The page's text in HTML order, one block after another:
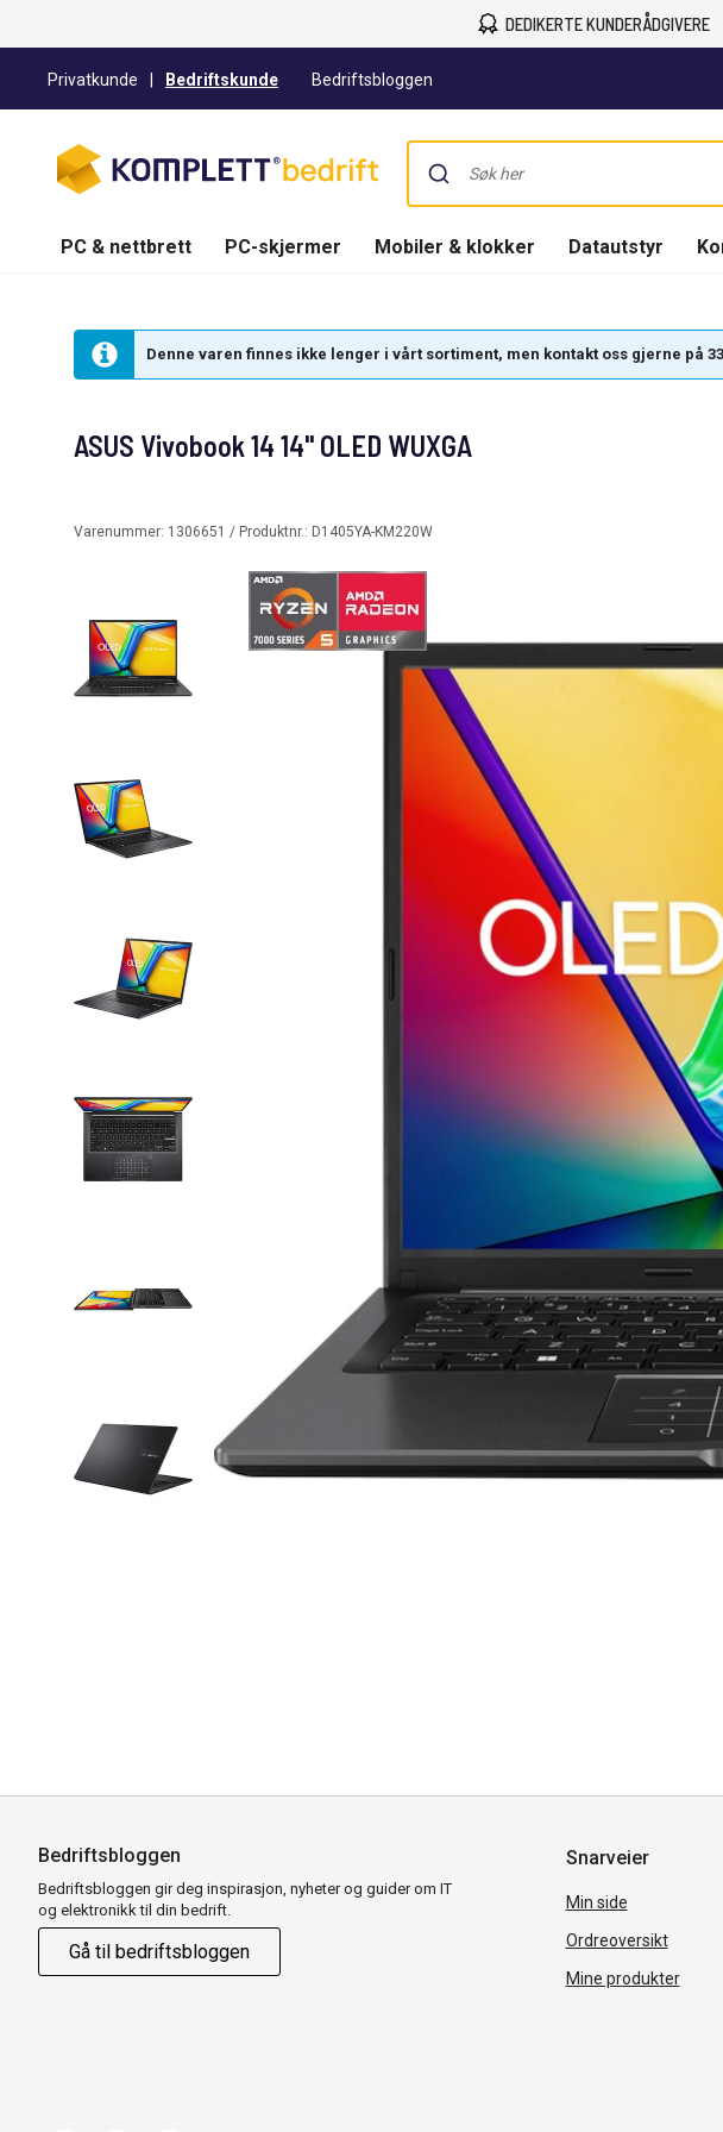
DEDIKERTE KUNDERÅDGIVERE
Privatkunde Bedriftskunde Bedriftsbloggen
PC & nettbrett PC-skjermer Mobiler & klokker Datautstyr
Denne varen finnes ikke lenger i vårt sortiment, men kontakt oss gjerne på
ASUS Vivobook 14 14" OLED WUXGA
Varenummer: 1306651 / Produktnr.: D1405YA-KM220W
Bedriftsbloggen
Bedriftsbloggen gir deg inspirasjon, nyheter og guider om IT
og elektronikk til din bedrift.
Gå til bedriftsbloggen
Snarveier
Min side
Ordreoversikt
Mine produkter